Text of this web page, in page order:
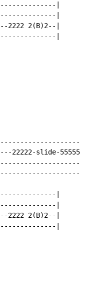
|
|
2222 2(B)2--|
|
slide-
|
|
2222 2(B)2--|
|